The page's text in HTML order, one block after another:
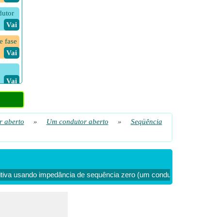
​ Vai
fase
​ Vai
​ Vai
​ Vai
aberto » Um condutor aberto »
Seqüência
usando impedância de sequência zero (um condutor aberto)